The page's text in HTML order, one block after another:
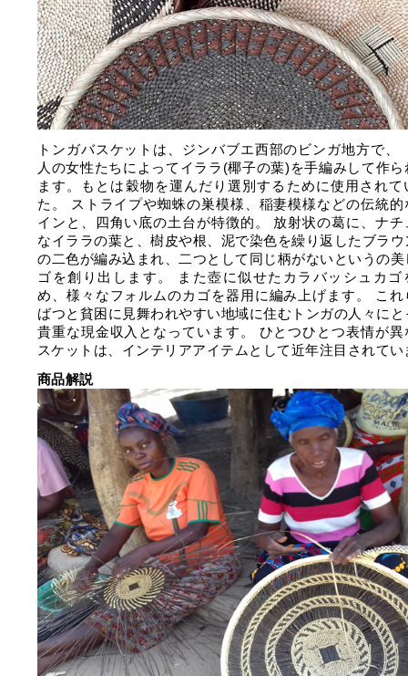
トンガバスケットは、ジンバブエ西部のビンガ地方で、
人の女性たちによってイララ(椰子の葉)を手編みして作ら
ます。もとは穀物を運んだり選別するために使用されて
た。 ストライプや蜘蛛の巣模様、稲妻模様などの伝統的
インと、四角い底の土台が特徴的。 放射状の葛に、ナチ
なイララの葉と、樹皮や根、泥で染色を繰り返したブラ
の二色が編み込まれ、二つとして同じ柄がないというの
ゴを創り出します。 また壺に似せたカラバッシュカゴ
め、様々なフォルムのカゴを器用に編み上げます。 これ
ばつと貧困に見舞われやすい地域に住むトンガの人々に
貴重な現金収入となっています。 ひとつひとつ表情が異
スケットは、インテリアアイテムとして近年注目されてい
商品解説